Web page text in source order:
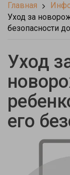
Главная
Уход за
безопасности
Уход
его